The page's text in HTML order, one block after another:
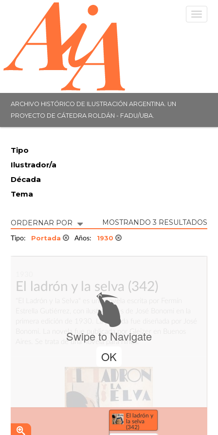
ARCHIVO HISTÓRICO DE ILUSTRACIÓN ARGENTINA. UN
PROYECTO DE CÁTEDRA ROLDÁN - FADU/UBA.
Tipo
Ilustrador/a
Década
Tema
ORDERNAR POR MOSTRANDO 3 RESULTADOS
Tipo: Portada Años: 1930
El ladrón y la selva (342)
"El Ladrón y la Selva" es una novela escrita por Fermín
Estrella Gutiérrez, con ilustraciones de José Bonomi en la
primera edición de 1930. La portada fue diseñada por José
Bonomi. La novela fue publicada por Gleizer en Buenos
Aires. Se trata de una novela para niños.
Swipe to Navigate
OK
El ladrón y
la selva
(342)